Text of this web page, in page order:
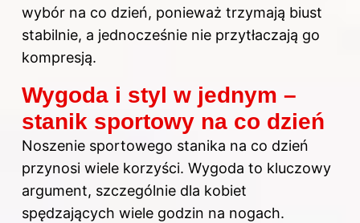
wybór na co dzień, ponieważ trzymają biust
stabilnie, a jednocześnie nie przytłaczają go
kompresją.
Wygoda i styl w jednym –
stanik sportowy na co dzień
Noszenie sportowego stanika na co dzień
przynosi wiele korzyści. Wygoda to kluczowy
argument, szczególnie dla kobiet
spędzających wiele godzin na nogach.